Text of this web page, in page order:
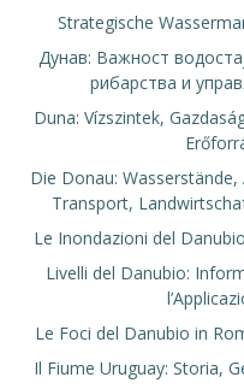
Strategische
Дунав: Важност
рибарства и
Duna: Vízszintek,
Die Donau:
Transport,
Le Inondazioni del
Livelli del Danubio:
Le Foci del Danubio in
Il Fiume Uruguay: Storia,